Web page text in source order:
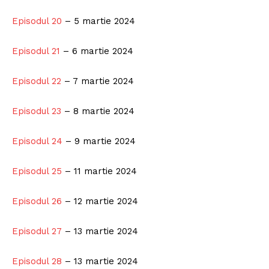
Episodul 20 – 5 martie 2024
Episodul 21 – 6 martie 2024
Episodul 22 – 7 martie 2024
Episodul 23 – 8 martie 2024
Episodul 24 – 9 martie 2024
Episodul 25 – 11 martie 2024
Episodul 26 – 12 martie 2024
Episodul 27 – 13 martie 2024
Episodul 28 – 13 martie 2024